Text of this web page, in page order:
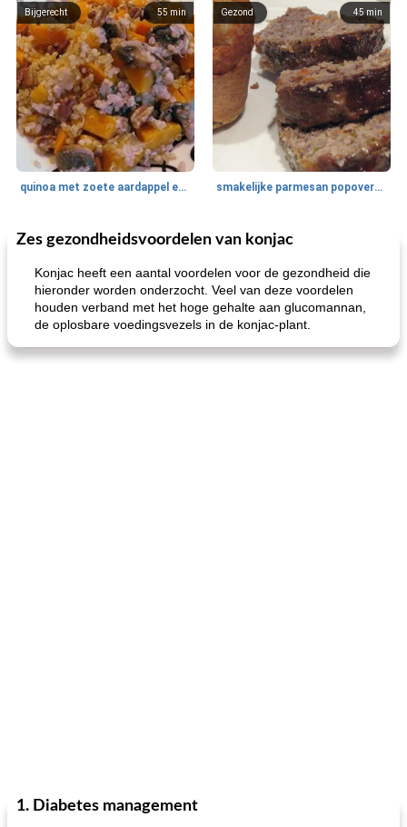
55 min
Bijgerecht
quinoa met zoete aardappel en champignons
45min
Gezond
smakelijke parmesan popovers (gezonder!)
40min
One Dish Meal Soepen, stoofschotels en Chili
Zes gezondheidsvoordelen van konjac
Konjac heeft een aantal voordelen voor de gezondheid die
hieronder worden onderzocht. Veel van deze voordelen
houden verband met het hoge gehalte aan glucomannan,
de oplosbare voedingsvezels in de konjac-plant.
1. Diabetes management